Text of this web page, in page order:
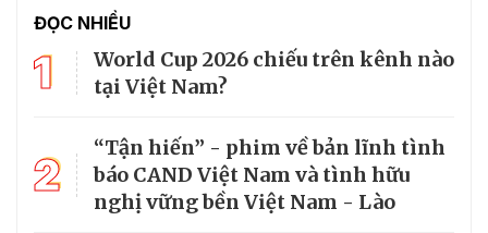
ĐỌC NHIỀU
1
World Cup 2026 chiếu trên kênh nào
tại Việt Nam?
2
“Tận hiến” - phim về bản lĩnh tình
báo CAND Việt Nam và tình hữu
nghị vững bền Việt Nam - Lào